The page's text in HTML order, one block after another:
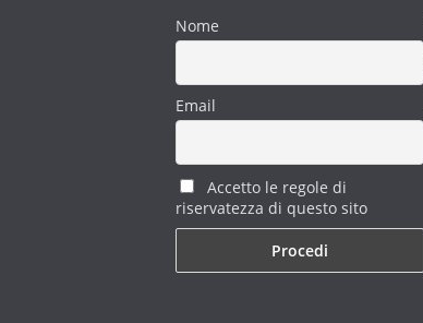
Nome
Email
Accetto le regole di
riservatezza di questo sito